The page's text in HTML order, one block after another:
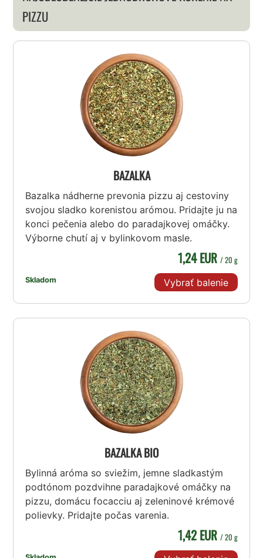
PIZZU
BAZALKA
Bazalka nádherne prevonia pizzu aj cestoviny
svojou sladko korenistou arómou. Pridajte ju na
konci pečenia alebo do paradajkovej omáčky.
Výborne chutí aj v bylinkovom masle.
Skladom
1,24 EUR / 20 g
Vybrať balenie
BAZALKA BIO
Bylinná aróma so sviežim, jemne sladkastým
podtónom pozdvihne paradajkové omáčky na
pizzu, domácu focacciu aj zeleninové krémové
polievky. Pridajte počas varenia.
1,42 EUR / 20 g